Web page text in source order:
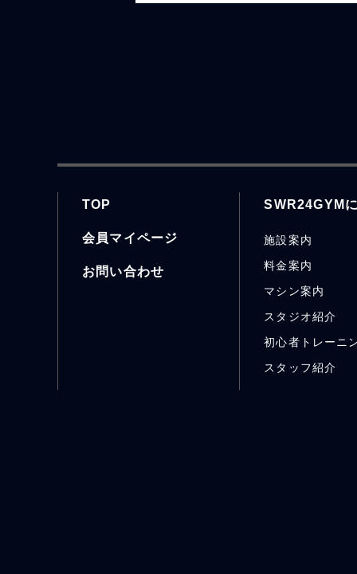
TOP
会員マイページ
お問い合わせ
SWR24GYM
施設案内
料金案内
マシン案内
スタジオ紹介
初心者トレーニ
スタッフ紹介